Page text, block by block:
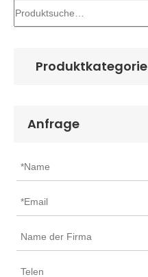
Produktkategorie
Anfrage